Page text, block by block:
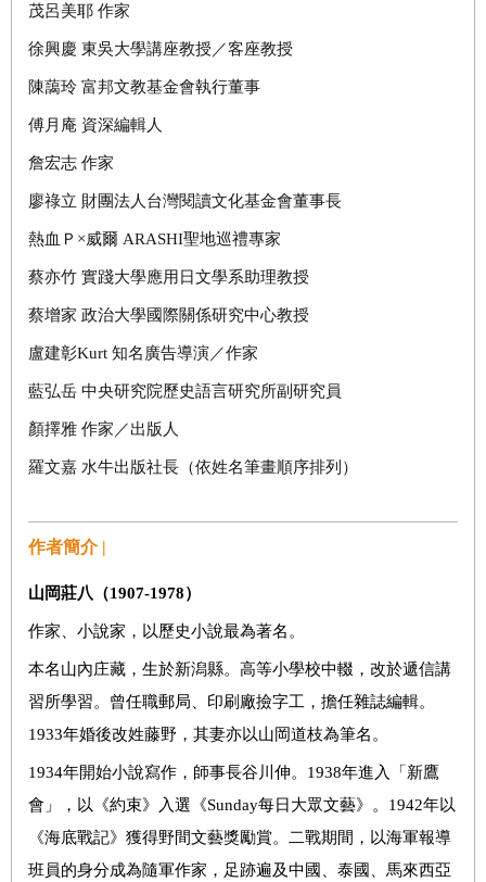
茂呂美耶 作家
徐興慶 東吳大學講座教授／客座教授
陳藹玲 富邦文教基金會執行董事
傅月庵 資深編輯人
詹宏志 作家
廖祿立 財團法人台灣閱讀文化基金會董事長
熱血Ｐ×威爾 ARASHI聖地巡禮專家
蔡亦竹 實踐大學應用日文學系助理教授
蔡增家 政治大學國際關係研究中心教授
盧建彰Kurt 知名廣告導演／作家
藍弘岳 中央研究院歷史語言研究所副研究員
顏擇雅 作家／出版人
羅文嘉 水牛出版社長（依姓名筆畫順序排列）
作者簡介 |
山岡莊八（1907-1978）
作家、小說家，以歷史小說最為著名。
本名山內庄藏，生於新潟縣。高等小學校中輟，改於遞信講
習所學習。曾任職郵局、印刷廠撿字工，擔任雜誌編輯。
1933年婚後改姓藤野，其妻亦以山岡道枝為筆名。
1934年開始小說寫作，師事長谷川伸。 1938年進入「新鷹
會」，以《約束》入選《Sunday每日大眾文藝》。 1942年以
《海底戰記》獲得野間文藝獎勵賞。二戰期間，以海軍報導
班員的身分成為隨軍作家，足跡遍及中國、泰國、馬來西亞